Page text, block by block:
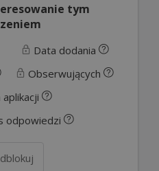
tym
Data dodania
Obserwujących
aplikacji
odpowiedzi